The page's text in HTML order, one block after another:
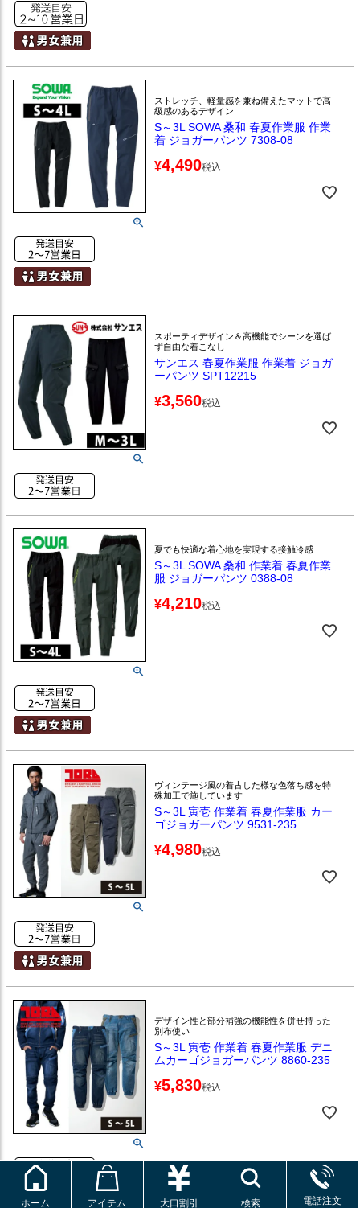
ストレッチ、軽量感を兼ね備えたマットで高
級感のあるデザイン
S～3L SOWA 桑和 春夏作業服 作業
着 ジョガーパンツ 7308-08
¥4,490税込
スポーティデザイン＆高機能でシーンを選ば
ず自由な着こなし
サンエス 春夏作業服 作業着 ジョガ
ーパンツ SPT12215
¥3,560税込
夏でも快適な着心地を実現する接触冷感
S～3L SOWA 桑和 作業着 春夏作業
服 ジョガーパンツ 0388-08
¥4,210税込
ヴィンテージ風の着古した様な色落ち感を特
殊加工で施しています
S～3L 寅壱 作業着 春夏作業服 カー
ゴジョガーパンツ 9531-235
¥4,980税込
デザイン性と部分補強の機能性を併せ持った
別布使い
S～3L 寅壱 作業着 春夏作業服 デニ
ムカーゴジョガーパンツ 8860-235
¥5,830税込
ホーム アイテム 大口割引 検索 電話注文